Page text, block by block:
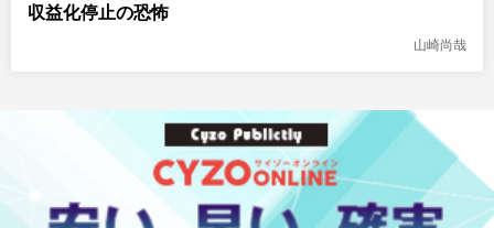
収益化停止の恐怖
山崎尚哉